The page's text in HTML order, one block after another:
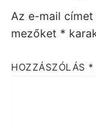
Az e-mail
mezőket *
HOZZÁSZÓLÁS *